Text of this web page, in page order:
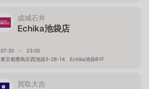
成城石井
Echika池袋店
07:30 - 23:00
東京都豊島区西池袋3-28-14 Echika池袋B1F
買取大吉